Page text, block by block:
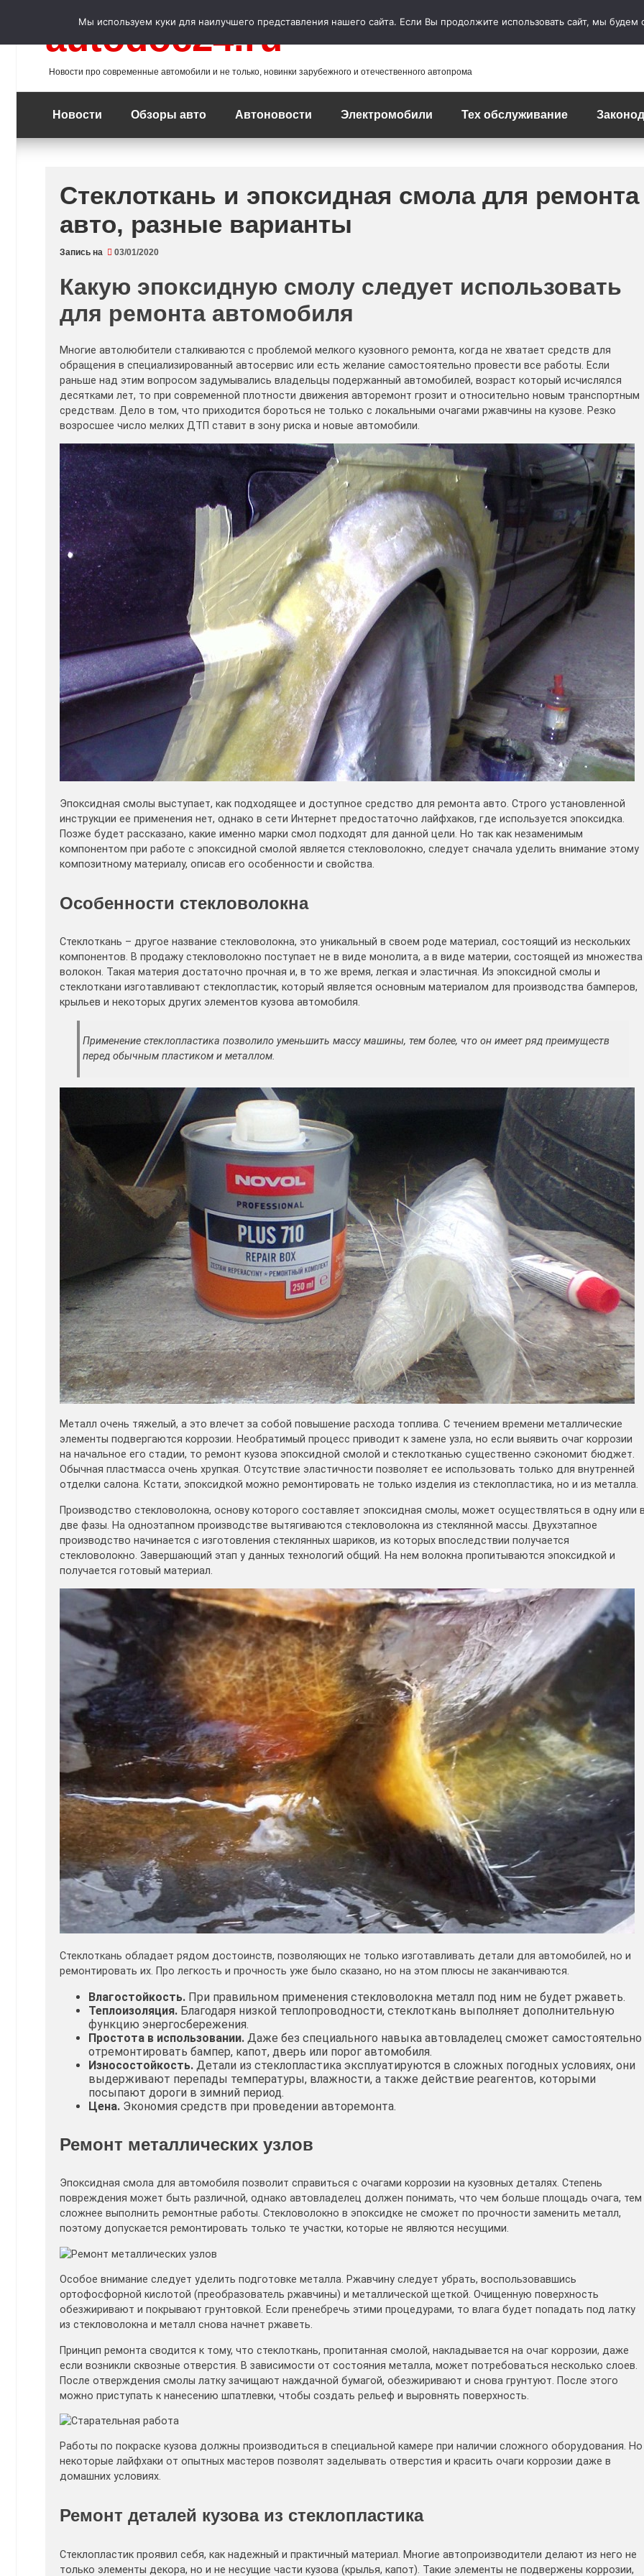
autodoc24.ru
Новости про современные автомобили и не только, новинки зарубежного и отечественного автопрома
Новости Обзоры авто Автоновости Электромобили Тех обслуживание
Стеклоткань и эпоксидная смола для ремонта
авто, разные варианты
Запись на 03/01/2020
Какую эпоксидную смолу следует использовать
для ремонта автомобиля
Многие автолюбители сталкиваются с проблемой мелкого кузовного ремонта, когда не хватает средств для
обращения в специализированный автосервис или есть желание самостоятельно провести все работы. Если
раньше над этим вопросом задумывались владельцы подержанный автомобилей, возраст который исчислялся
десятками лет, то при современной плотности движения авторемонт грозит и относительно новым транспортным
средствам. Дело в том, что приходится бороться не только с локальными очагами ржавчины на кузове. Резко
возросшее число мелких ДТП ставит в зону риска и новые автомобили.
Эпоксидная смолы выступает, как подходящее и доступное средство для ремонта авто. Строго установленной
инструкции ее применения нет, однако в сети Интернет предостаточно лайфхаков, где используется эпоксидка.
Позже будет рассказано, какие именно марки смол подходят для данной цели. Но так как незаменимым
компонентом при работе с эпоксидной смолой является стекловолокно, следует сначала уделить внимание этому
композитному материалу, описав его особенности и свойства.
Особенности стекловолокна
Стеклоткань – другое название стекловолокна, это уникальный в своем роде материал, состоящий из нескольких
компонентов. В продажу стекловолокно поступает не в виде монолита, а в виде материи, состоящей из множества
волокон. Такая материя достаточно прочная и, в то же время, легкая и эластичная. Из эпоксидной смолы и
стеклоткани изготавливают стеклопластик, который является основным материалом для производства бамперов,
крыльев и некоторых других элементов кузова автомобиля.
Применение стеклопластика позволило уменьшить массу машины, тем более, что он имеет ряд преимуществ
перед обычным пластиком и металлом.
Металл очень тяжелый, а это влечет за собой повышение расхода топлива. С течением времени металлические
элементы подвергаются коррозии. Необратимый процесс приводит к замене узла, но если выявить очаг коррозии
на начальное его стадии, то ремонт кузова эпоксидной смолой и стеклотканью существенно сэкономит бюджет.
Обычная пластмасса очень хрупкая. Отсутствие эластичности позволяет ее использовать только для внутренней
отделки салона. Кстати, эпоксидкой можно ремонтировать не только изделия из стеклопластика, но и из металла.
Производство стекловолокна, основу которого составляет эпоксидная смолы, может осуществляться в одну или
две фазы. На одноэтапном производстве вытягиваются стекловолокна из стеклянной массы. Двухэтапное
производство начинается с изготовления стеклянных шариков, из которых впоследствии получается
стекловолокно. Завершающий этап у данных технологий общий. На нем волокна пропитываются эпоксидкой и
получается готовый материал.
Стеклоткань обладает рядом достоинств, позволяющих не только изготавливать детали для автомобилей, но и
ремонтировать их. Про легкость и прочность уже было сказано, но на этом плюсы не заканчиваются.
Влагостойкость. При правильном применения стекловолокна металл под ним не будет ржаветь.
Теплоизоляция. Благодаря низкой теплопроводности, стеклоткань выполняет дополнительную
функцию энергосбережения.
Простота в использовании. Даже без специального навыка автовладелец сможет самостоятельно
отремонтировать бампер, капот, дверь или порог автомобиля.
Износостойкость. Детали из стеклопластика эксплуатируются в сложных погодных условиях, они
выдерживают перепады температуры, влажности, а также действие реагентов, которыми
посыпают дороги в зимний период.
Цена. Экономия средств при проведении авторемонта.
Ремонт металлических узлов
Эпоксидная смола для автомобиля позволит справиться с очагами коррозии на кузовных деталях. Степень
повреждения может быть различной, однако автовладелец должен понимать, что чем больше площадь очага, тем
сложнее выполнить ремонтные работы. Стекловолокно в эпоксидке не сможет по прочности заменить металл,
поэтому допускается ремонтировать только те участки, которые не являются несущими.
Особое внимание следует уделить подготовке металла. Ржавчину следует убрать, воспользовавшись
ортофосфорной кислотой (преобразователь ржавчины) и металлической щеткой. Очищенную поверхность
обезжиривают и покрывают грунтовкой. Если пренебречь этими процедурами, то влага будет попадать под латку
из стекловолокна и металл снова начнет ржаветь.
Принцип ремонта сводится к тому, что стеклоткань, пропитанная смолой, накладывается на очаг коррозии, даже
если возникли сквозные отверстия. В зависимости от состояния металла, может потребоваться несколько слоев.
После отверждения смолы латку зачищают наждачной бумагой, обезжиривают и снова грунтуют. После этого
можно приступать к нанесению шпатлевки, чтобы создать рельеф и выровнять поверхность.
Работы по покраске кузова должны производиться в специальной камере при наличии сложного оборудования. Но
некоторые лайфхаки от опытных мастеров позволят заделывать отверстия и красить очаги коррозии даже в
домашних условиях.
Ремонт деталей кузова из стеклопластика
Стеклопластик проявил себя, как надежный и практичный материал. Многие автопроизводители делают из него не
только элементы декора, но и не несущие части кузова (крылья, капот). Такие элементы не подвержены коррозии,
Мы используем куки для наилучшего представления нашего сайта. Если Вы продолжите использовать сайт, мы будем